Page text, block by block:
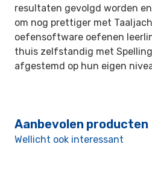
resultaten gevolgd worden
om nog prettiger met
oefensoftware oefenen
thuis zelfstandig met
afgestemd op hun eigen
Aanbevolen producten
Wellicht ook interessant